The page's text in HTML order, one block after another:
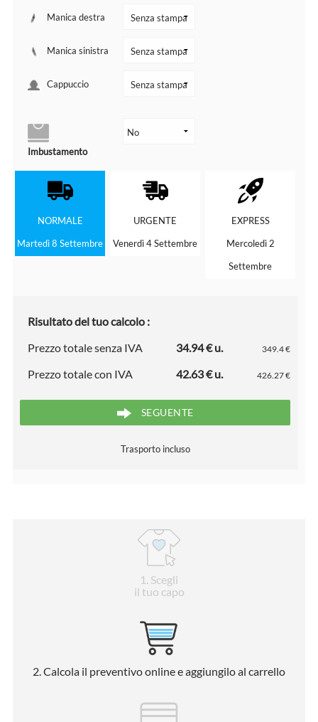
Manica destra
Manica sinistra
Cappuccio
Imbustamento
NORMALE
Martedì 8 Settembre
URGENTE
Venerdì 4 Settembre
EXPRESS
Mercoledì 2
Settembre
Risultato del tuo calcolo :
Prezzo totale senza IVA
34.94 € u. 349.4 €
Prezzo totale con IVA 42.63 € u. 426.27 €
SEGUENTE
Trasporto incluso
1 . Scegli
il tuo capo
2 . Calcola il preventivo online e aggiungilo al carrello